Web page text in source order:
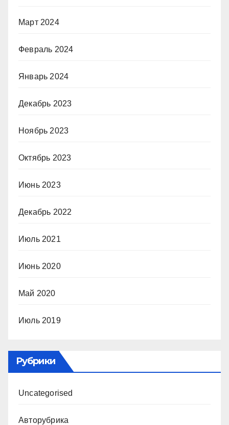
Март 2024
Февраль 2024
Январь 2024
Декабрь 2023
Ноябрь 2023
Октябрь 2023
Июнь 2023
Декабрь 2022
Июль 2021
Июнь 2020
Май 2020
Июль 2019
Рубрики
Uncategorised
Авторубрика